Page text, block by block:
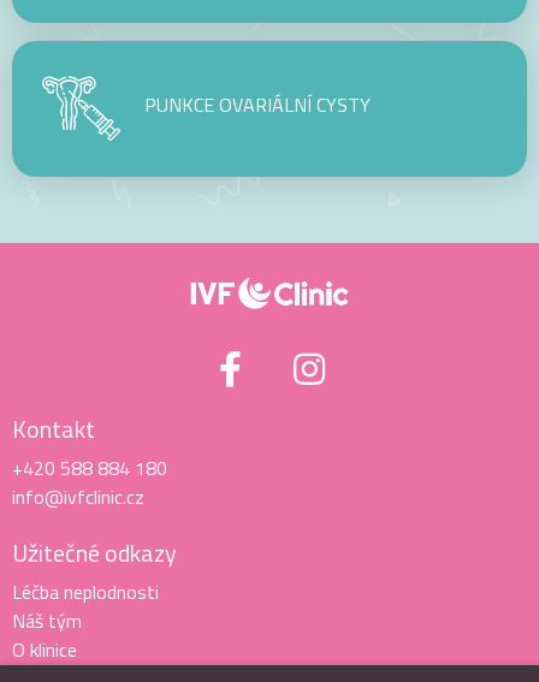
PUNKCE OVARIÁLNÍ CYSTY
Kontakt
+420 588 884 180
info@ivfclinic.cz
Užitečné odkazy
Léčba neplodnosti
Náš tým
O klinice